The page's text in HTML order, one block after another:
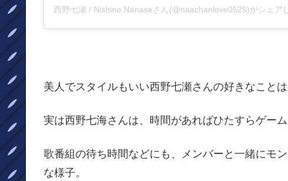
西野七瀬 / Nishino Nanaseさん(@naachanlove0525)がシェア
美人でスタイルもいい西野七瀬さんの好きなことは
実は西野七海さんは、時間があればひたすらゲーム
歌番組の待ち時間などにも、メンバーと一緒にモ
な様子。